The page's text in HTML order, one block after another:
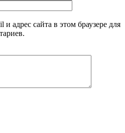
адрес сайта в этом браузере для